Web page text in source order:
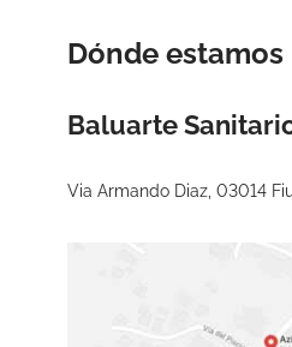
Dónde estamos
Baluarte
Via Armando Diaz, 03014